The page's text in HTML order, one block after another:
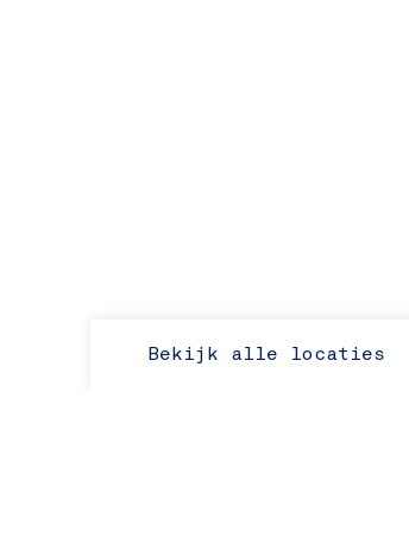
Bekijk alle locaties